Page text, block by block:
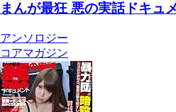
まんが最狂 悪の実話ドキュ
アンソロジー
コアマガジン